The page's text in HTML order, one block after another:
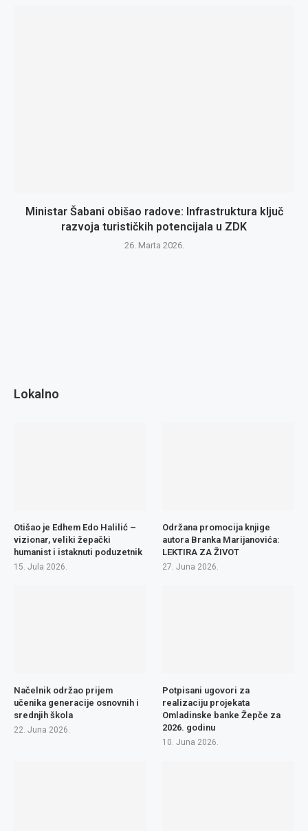
Ministar Šabani obišao radove: Infrastruktura ključ
razvoja turističkih potencijala u ZDK
26. Marta 2026.
Lokalno
Otišao je Edhem Edo Halilić –
vizionar, veliki žepački
humanist i istaknuti poduzetnik
15. Jula 2026.
Održana promocija knjige
autora Branka Marijanovića:
LEKTIRA ZA ŽIVOT
27. Juna 2026.
Načelnik održao prijem
učenika generacije osnovnih i
srednjih škola
22. Juna 2026.
Potpisani ugovori za
realizaciju projekata
Omladinske banke Žepče za
2026. godinu
10. Juna 2026.